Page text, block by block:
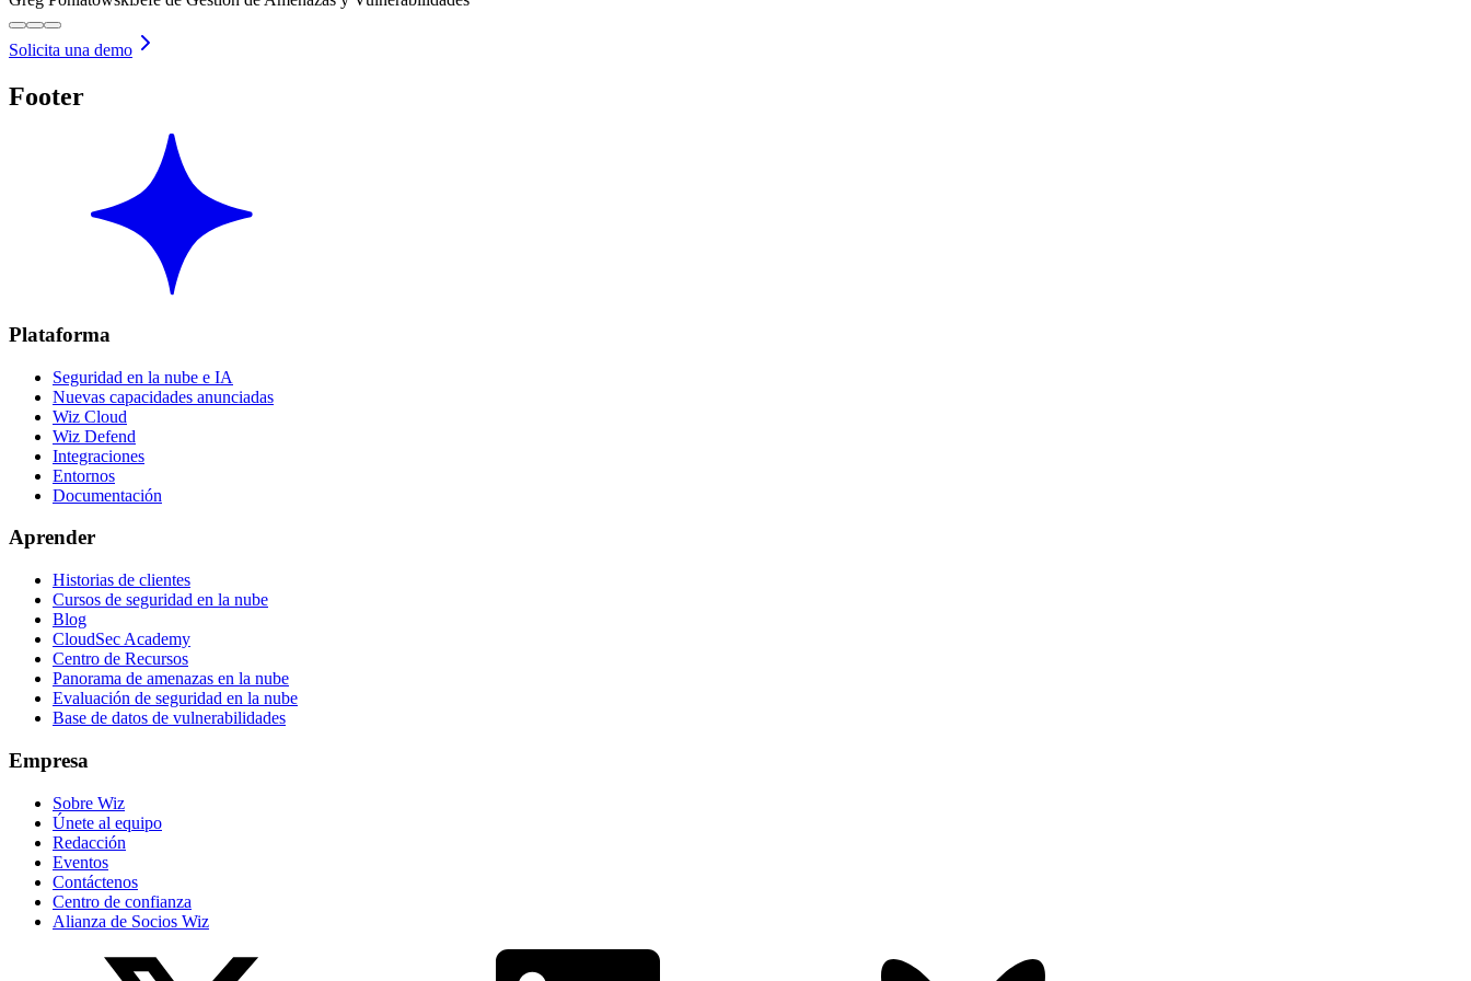
Solicita una demo
Footer
Plataforma
Seguridad en la nube e IA
Nuevas capacidades anunciadas
Wiz Cloud
Wiz Defend
Integraciones
Entornos
Documentación
Aprender
Historias de clientes
Cursos de seguridad en la nube
Blog
CloudSec Academy
Centro de Recursos
Panorama de amenazas en la nube
Evaluación de seguridad en la nube
Base de datos de vulnerabilidades
Empresa
Sobre Wiz
Únete al equipo
Redacción
Eventos
Contáctenos
Centro de confianza
Alianza de Socios Wiz